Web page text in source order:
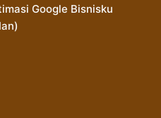
Google Bisnisku